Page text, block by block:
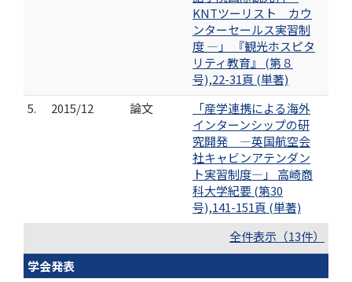
KNTツーリスト カウ
ンターセールス実習制
度 ―」 『観光ホスピタ
リティ教育』 (第８
号),22-31頁 (単著)
5.
2015/12 論文
「産学連携による海外
インターンシップの研
究開発 ―英国航空会
社キャビンアテンダン
ト実習制度―」 高崎商
科大学紀要 (第30
号),141-151頁 (単著)
全件表示（13件）
学会発表